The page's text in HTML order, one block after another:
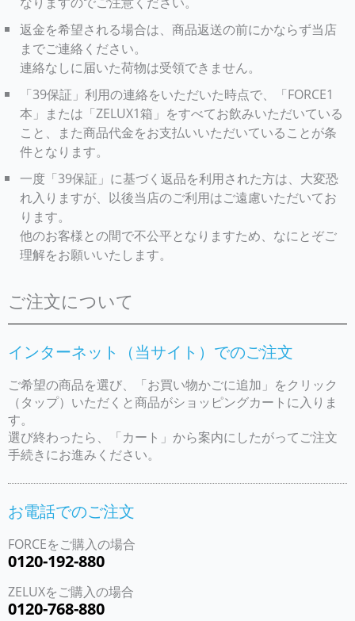
返金を希望される場合は、商品返送の前にかならず当店
までご連絡ください。
連絡なしに届いた荷物は受領できません。
「39保証」利用の連絡をいただいた時点で、「FORCE1
本」または「ZELUX1箱」をすべてお飲みいただいている
こと、また商品代金をお支払いいただいていることが条
件となります。
一度「39保証」に基づく返品を利用された方は、大変恐
れ入りますが、以後当店のご利用はご遠慮いただいてお
ります。
他のお客様との間で不公平となりますため、なにとぞご
理解をお願いいたします。
ご注文について
インターネット（当サイト）でのご注文
ご希望の商品を選び、「お買い物かごに追加」をクリック
（タップ）いただくと商品がショッピングカートに入りま
す。
選び終わったら、「カート」から案内にしたがってご注文
手続きにお進みください。
お電話でのご注文
FORCEをご購入の場合
0120-192-880
ZELUXをご購入の場合
0120-768-880